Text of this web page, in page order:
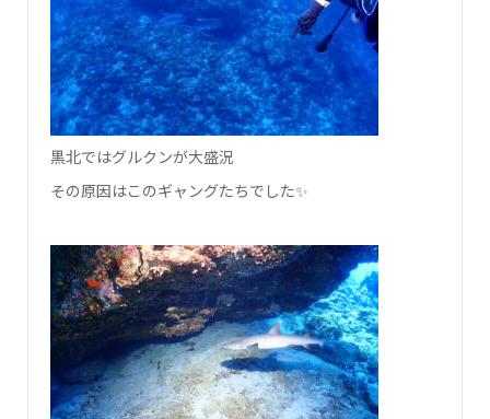
黒北ではグルクンが大盛況
その原因はこのギャングたちでした✨